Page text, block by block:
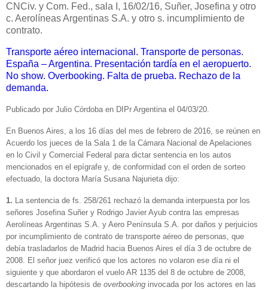
CNCiv. y Com. Fed., sala I, 16/02/16, Suñer, Josefina y otro
c. Aerolíneas Argentinas S.A. y otro s. incumplimiento de
contrato.
Transporte aéreo internacional. Transporte de personas.
España – Argentina. Presentación tardía en el aeropuerto.
No show. Overbooking. Falta de prueba. Rechazo de la
demanda.
Publicado por Julio Córdoba en DIPr Argentina el 04/03/20.
En Buenos Aires, a los 16 días del mes de febrero de 2016, se reúnen en
Acuerdo los jueces de la Sala 1 de la Cámara Nacional de Apelaciones
en lo Civil y Comercial Federal para dictar sentencia en los autos
mencionados en el epígrafe y, de conformidad con el orden de sorteo
efectuado, la doctora María Susana Najurieta dijo:
1. La sentencia de fs. 258/261 rechazó la demanda interpuesta por los
señores Josefina Suñer y Rodrigo Javier Ayub contra las empresas
Aerolíneas Argentinas S.A. y Aero Península S.A. por daños y perjuicios
por incumplimiento de contrato de transporte aéreo de personas, que
debía trasladarlos de Madrid hacia Buenos Aires el día 3 de octubre de
2008. El señor juez verificó que los actores no volaron ese día ni el
siguiente y que abordaron el vuelo AR 1135 del 8 de octubre de 2008,
descartando la hipótesis de overbooking invocada por los actores en las